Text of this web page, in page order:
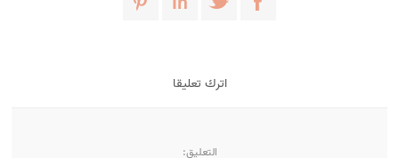
اترك تعليقا
التعليق: